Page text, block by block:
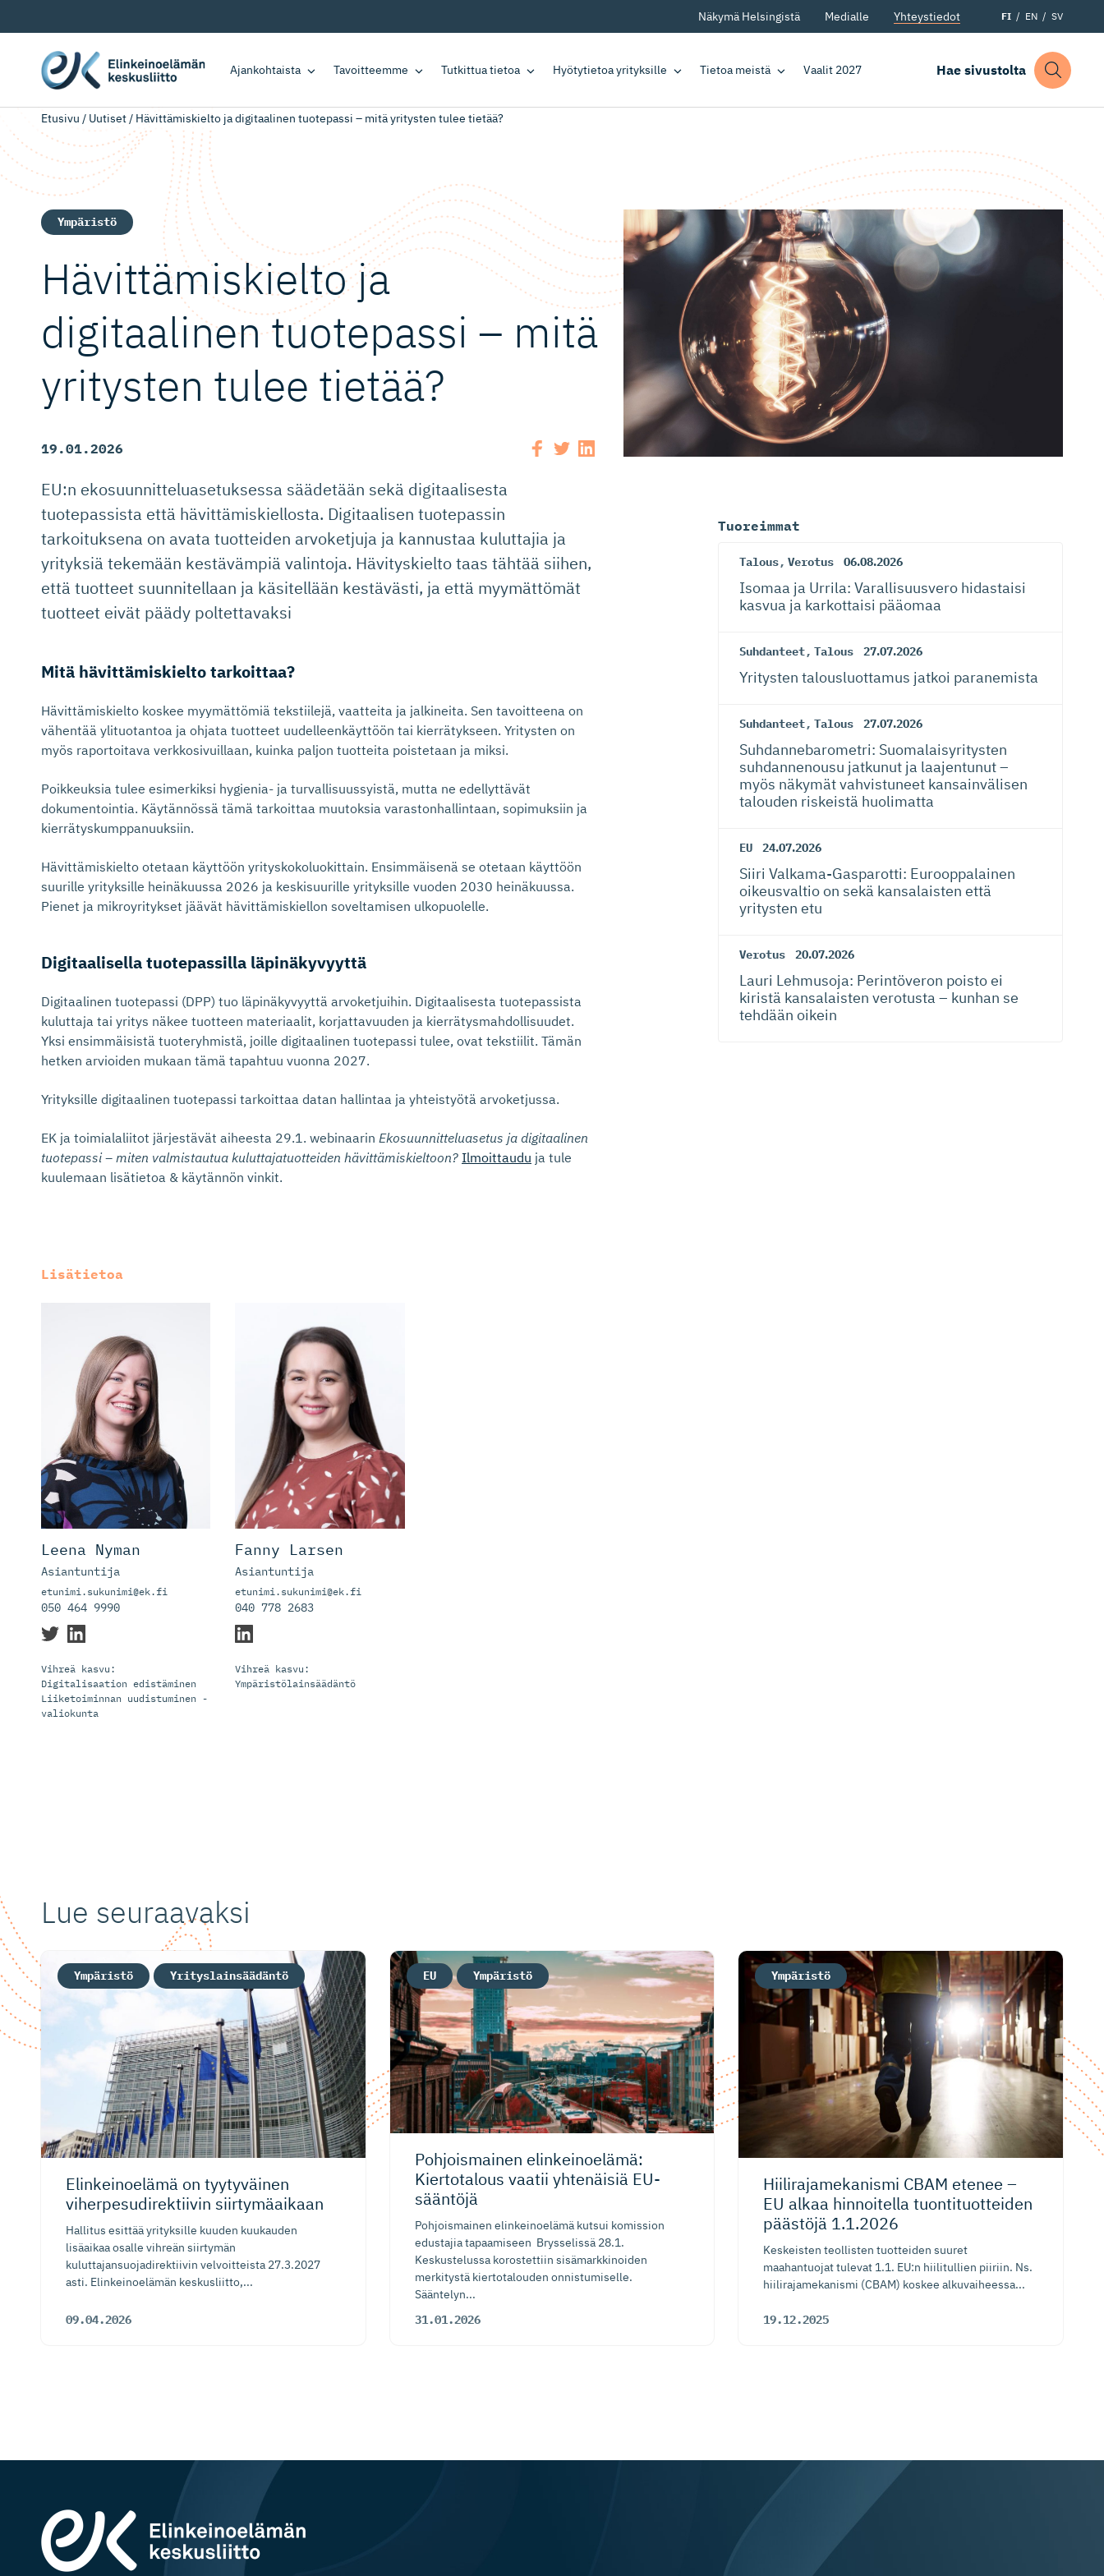
Näkymä Helsingistä Medialle Yhteystiedot FI EN SV
Ajankohtaista Tavoitteemme Tutkittua tietoa Hyötytietoa yrityksille Tietoa meistä Vaalit 2027 Hae sivustolta
Etusivu / Uutiset/ Hävittämiskielto ja digitaalinen tuotepassi – mitä yritysten tulee tietää?
Ympäristö
Hävittämis­kielto ja
digitaalinen tuotepassi – mitä
yritysten tulee tietää?
19.01.2026
EU:n ekosuunnitteluasetuksessa säädetään sekä digitaalisesta
tuotepassista että hävittämiskiellosta. Digitaalisen tuotepassin
tarkoituksena on avata tuotteiden arvoketjuja ja kannustaa kuluttajia ja
yrityksiä tekemään kestävämpiä valintoja. Hävityskielto taas tähtää siihen,
että tuotteet suunnitellaan ja käsitellään kestävästi, ja että myymättömät
tuotteet eivät päädy poltettavaksi
Mitä hävittämis­kielto tarkoittaa?
Hävittämiskielto koskee myymättömiä tekstiilejä, vaatteita ja jalkineita. Sen tavoitteena on
vähentää ylituotantoa ja ohjata tuotteet uudelleenkäyttöön tai kierrätykseen. Yritysten on
myös raportoitava verkkosivuillaan, kuinka paljon tuotteita poistetaan ja miksi.
Poikkeuksia tulee esimerkiksi hygienia- ja turvallisuussyistä, mutta ne edellyttävät
dokumentointia. Käytännössä tämä tarkoittaa muutoksia varastonhallintaan, sopimuksiin ja
kierrätyskumppanuuksiin.
Hävittämiskielto otetaan käyttöön yrityskokoluokittain. Ensimmäisenä se otetaan käyttöön
suurille yrityksille heinäkuussa 2026 ja keskisuurille yrityksille vuoden 2030 heinäkuussa.
Pienet ja mikroyritykset jäävät hävittämiskiellon soveltamisen ulkopuolelle.
Digitaalisella tuotepassilla läpinäkyvyyttä
Digitaalinen tuotepassi (DPP) tuo läpinäkyvyyttä arvoketjuihin. Digitaalisesta tuotepassista
kuluttaja tai yritys näkee tuotteen materiaalit, korjattavuuden ja kierrätysmahdollisuudet.
Yksi ensimmäisistä tuoteryhmistä, joille digitaalinen tuotepassi tulee, ovat tekstiilit. Tämän
hetken arvioiden mukaan tämä tapahtuu vuonna 2027.
Yrityksille digitaalinen tuotepassi tarkoittaa datan hallintaa ja yhteistyötä arvoketjussa.
EK ja toimialaliitot järjestävät aiheesta 29.1. webinaarin Ekosuunnitteluasetus ja digitaalinen
tuotepassi – miten valmistautua kuluttajatuotteiden hävittämiskieltoon? Ilmoittaudu ja tule
kuulemaan lisätietoa & käytännön vinkit.
Lisätietoa
Leena Nyman
Asiantuntija
etunimi.sukunimi@ek.fi
050 464 9990
Vihreä kasvu:
Digitalisaation edistäminen
Liiketoiminnan uudistuminen -
valiokunta
Fanny Larsen
Asiantuntija
etunimi.sukunimi@ek.fi
040 778 2683
Vihreä kasvu:
Ympäristölainsäädäntö
Tuoreimmat
Talous, Verotus 06.08.2026
Isomaa ja Urrila: Varallisuusvero hidastaisi
kasvua ja karkottaisi pääomaa
Suhdanteet, Talous 27.07.2026
Yritysten talousluottamus jatkoi paranemista
Suhdanteet, Talous 27.07.2026
Suhdanneba­ro­metri: Suomalaisy­ri­tysten
suhdannenousu jatkunut ja laajentunut –
myös näkymät vahvistuneet kansainvälisen
talouden riskeistä huolimatta
EU 24.07.2026
Siiri Valkama-Gas­pa­rotti: Eurooppalainen
oikeusvaltio on sekä kansalaisten että
yritysten etu
Verotus 20.07.2026
Lauri Lehmusoja: Perintöveron poisto ei
kiristä kansalaisten verotusta – kunhan se
tehdään oikein
Lue seuraavaksi
Elinkeinoelämä on tyytyväinen
viherpesu­di­rek­tiivin siirtymäaikaan
Hallitus esittää yrityksille kuuden kuukauden
lisäaikaa osalle vihreän siirtymän
kuluttajansuojadirektiivin velvoitteista 27.3.2027
asti. Elinkeinoelämän keskusliitto,...
09.04.2026
Ympäristö Yrityslainsäädäntö
Pohjoismainen elinkeinoelämä:
Kiertotalous vaatii yhtenäisiä EU-
sääntöjä
Pohjoismainen elinkeinoelämä kutsui komission
edustajia tapaamiseen Brysselissä 28.1.
Keskustelussa korostettiin sisämarkkinoiden
merkitystä kiertotalouden onnistumiselle.
Sääntelyn...
31.01.2026
EU Ympäristö
Hiiliraja­me­kanismi CBAM etenee –
EU alkaa hinnoitella tuontituot­teiden
päästöjä 1.1.2026
Keskeisten teollisten tuotteiden suuret
maahantuojat tulevat 1.1. EU:n hiilitullien piiriin. Ns.
hiilirajamekanismi (CBAM) koskee alkuvaiheessa...
19.12.2025
Ympäristö